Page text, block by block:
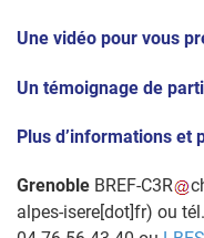
Une vidéo pour vous
Un témoignage de
Plus d’informations et
Grenoble BREF-C3R
alpes-isere[dot]fr) ou